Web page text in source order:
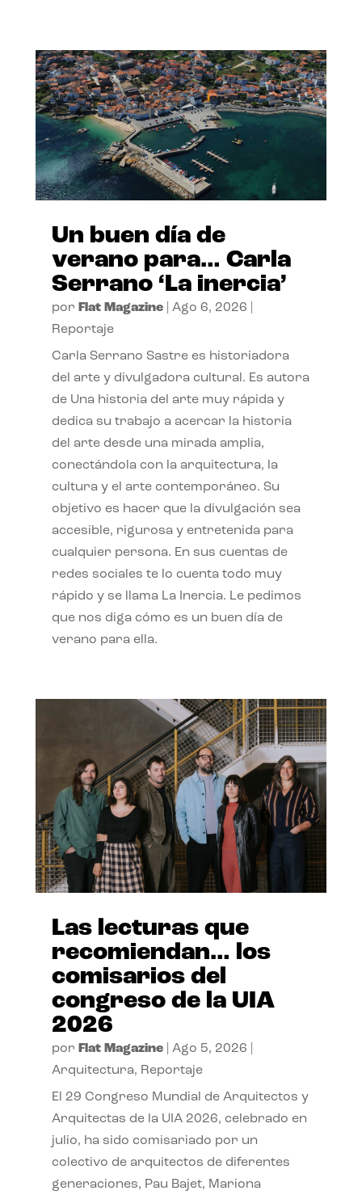
Un buen día de
verano para… Carla
Serrano ‘La inercia’
por Flat Magazine| Ago 6, 2026
Reportaje
Carla Serrano Sastre es historiadora
del arte y divulgadora cultural. Es autora
de Una historia del arte muy rápida y
dedica su trabajo a acercar la historia
del arte desde una mirada amplia,
conectándola con la arquitectura, la
cultura y el arte contemporáneo. Su
objetivo es hacer que la divulgación sea
accesible, rigurosa y entretenida para
cualquier persona. En sus cuentas de
redes sociales te lo cuenta todo muy
rápido y se llama La Inercia. Le pedimos
que nos diga cómo es un buen día de
verano para ella.
Las lecturas que
recomiendan… los
comisarios del
congreso de la UIA
2026
por Flat Magazine| Ago 5, 2026
Arquitectura, Reportaje
El 29 Congreso Mundial de Arquitectos y
Arquitectas de la UIA 2026, celebrado en
julio, ha sido comisariado por un
colectivo de arquitectos de diferentes
generaciones, Pau Bajet, Mariona